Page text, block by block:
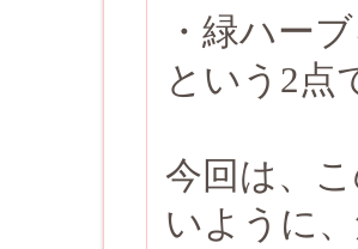
・緑ハー
という2点
今回は、
いように